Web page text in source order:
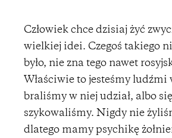
Człowiek chce dzisiaj żyć
wielkiej idei. Czegoś takiego
było, nie zna tego nawet
Właściwie to jesteśmy ludźmi
braliśmy w niej udział, albo
szykowaliśmy. Nigdy nie
dlatego mamy psychikę